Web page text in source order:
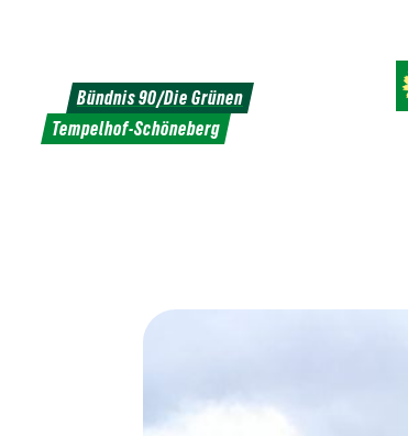
Bündnis 90/Die Grünen
Tempelhof-Schöneberg